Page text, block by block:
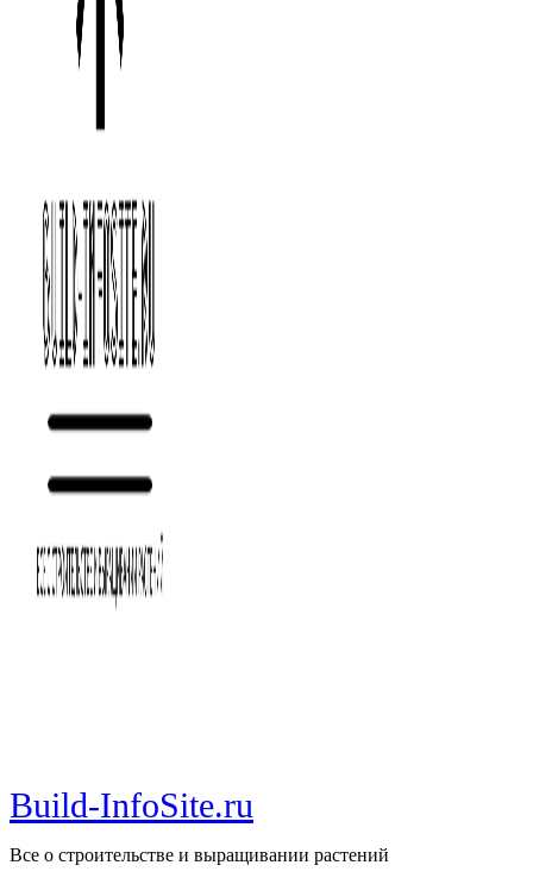
Build-InfoSite.ru
Все о строительстве и выращивании растений